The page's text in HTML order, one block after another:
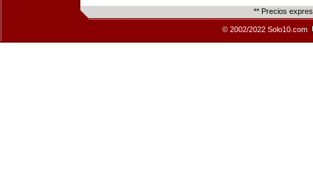
** Precios
© 2002/2022 Solo10.com